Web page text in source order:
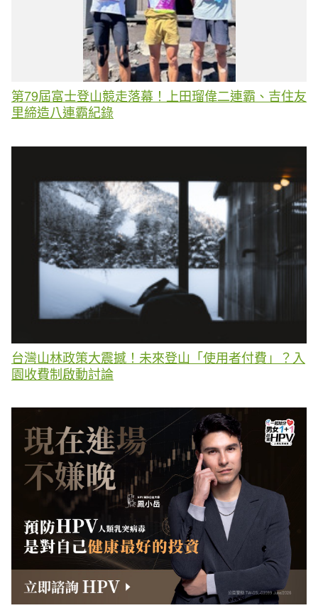
第79屆富士登山競走落幕！上田瑠偉二連霸、吉住友
里締造八連霸紀錄
台灣山林政策大震撼！未來登山「使用者付費」？入
園收費制啟動討論